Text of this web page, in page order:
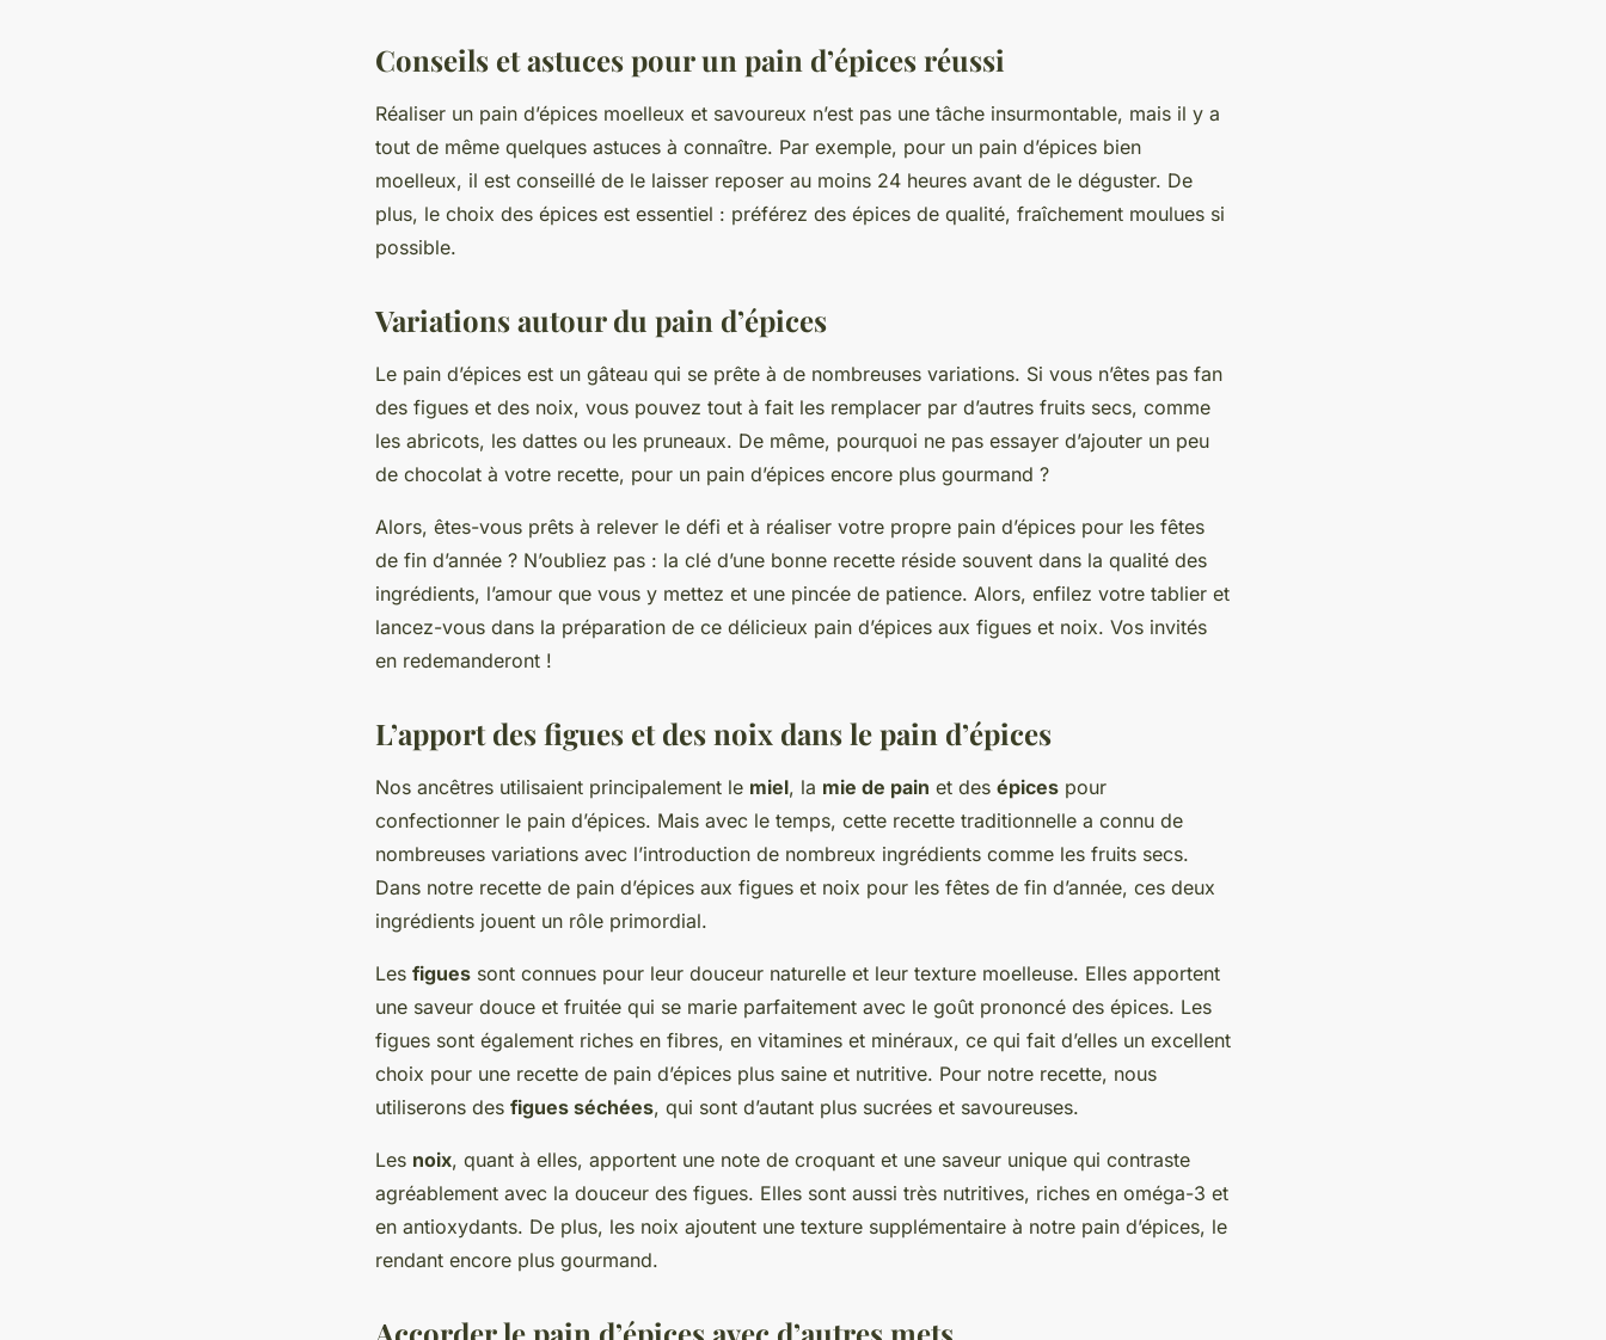
Conseils et astuces pour un pain d’épices réussi
Réaliser un pain d’épices moelleux et savoureux n’est pas une tâche insurmontable, mais il y a
tout de même quelques astuces à connaître. Par exemple, pour un pain d’épices bien
moelleux, il est conseillé de le laisser reposer au moins 24 heures avant de le déguster. De
plus, le choix des épices est essentiel : préférez des épices de qualité, fraîchement moulues si
possible.
Variations autour du pain d’épices
Le pain d’épices est un gâteau qui se prête à de nombreuses variations. Si vous n’êtes pas fan
des figues et des noix, vous pouvez tout à fait les remplacer par d’autres fruits secs, comme
les abricots, les dattes ou les pruneaux. De même, pourquoi ne pas essayer d’ajouter un peu
de chocolat à votre recette, pour un pain d’épices encore plus gourmand ?
Alors, êtes-vous prêts à relever le défi et à réaliser votre propre pain d’épices pour les fêtes
de fin d’année ? N’oubliez pas : la clé d’une bonne recette réside souvent dans la qualité des
ingrédients, l’amour que vous y mettez et une pincée de patience. Alors, enfilez votre tablier et
lancez-vous dans la préparation de ce délicieux pain d’épices aux figues et noix. Vos invités
en redemanderont !
L’apport des figues et des noix dans le pain d’épices
Nos ancêtres utilisaient principalement le miel, la mie de pain et des épices pour
confectionner le pain d’épices. Mais avec le temps, cette recette traditionnelle a connu de
nombreuses variations avec l’introduction de nombreux ingrédients comme les fruits secs.
Dans notre recette de pain d’épices aux figues et noix pour les fêtes de fin d’année, ces deux
ingrédients jouent un rôle primordial.
Les figues sont connues pour leur douceur naturelle et leur texture moelleuse. Elles apportent
une saveur douce et fruitée qui se marie parfaitement avec le goût prononcé des épices. Les
figues sont également riches en fibres, en vitamines et minéraux, ce qui fait d’elles un excellent
choix pour une recette de pain d’épices plus saine et nutritive. Pour notre recette, nous
utiliserons des figues séchées, qui sont d’autant plus sucrées et savoureuses.
Les noix, quant à elles, apportent une note de croquant et une saveur unique qui contraste
agréablement avec la douceur des figues. Elles sont aussi très nutritives, riches en oméga-3 et
en antioxydants. De plus, les noix ajoutent une texture supplémentaire à notre pain d’épices, le
rendant encore plus gourmand.
Accorder le pain d’épices avec d’autres mets